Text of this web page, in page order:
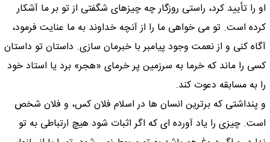
او را تأييد كرد، راستى روزگار چه چيزهاى شگفتى از تو بر ما آشكار
كرده است. تو مى خواهى ما را از آنچه خداوند به ما عنايت فرمود،
آگاه كنى و از نعمت وجود پيامبر با خبرمان سازى. داستان تو داستان
كسى را ماند كه خرما به سرزمين پر خرماى «هجر» برد يا استاد خود
را به مسابقه دعوت كند.
و پنداشتى كه برترين انسان ها در اسلام فلان كس، و فلان شخص
است. چيزى را ياد آورده اى كه اگر اثبات شود هيچ ارتباطى به تو